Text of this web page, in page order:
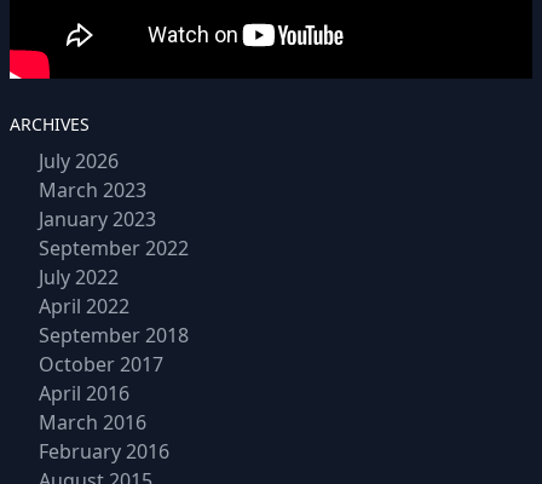
ARCHIVES
July 2026
March 2023
January 2023
September 2022
July 2022
April 2022
September 2018
October 2017
April 2016
March 2016
February 2016